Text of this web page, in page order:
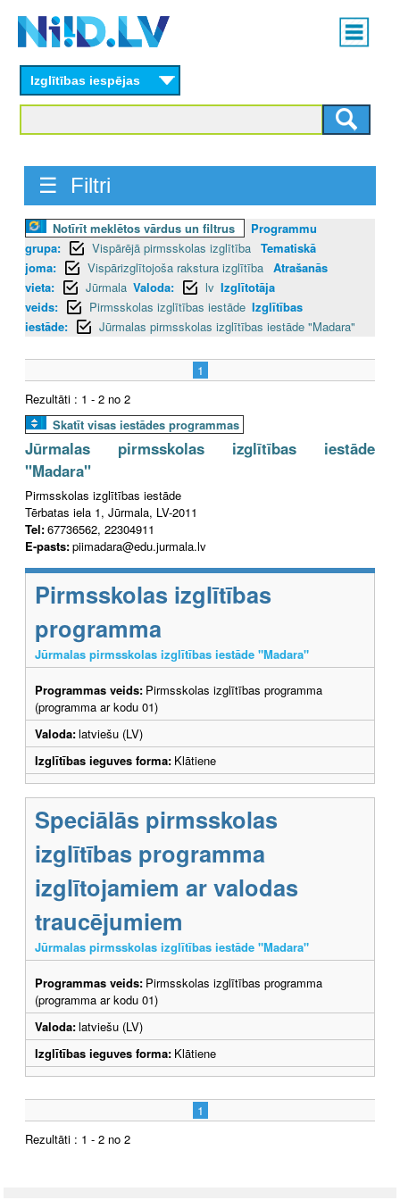
content
Main
menu
Izglītības iespējas
☰ Filtri
Notīrīt meklētos vārdus un filtrus
Programmu
grupa:
Vispārējā pirmsskolas izglītība Tematiskā
joma:
Vispārizglītojoša rakstura izglītība Atrašanās
vieta:
Jūrmala Valoda: lv Izglītotāja
veids:
Pirmsskolas izglītības iestāde Izglītības
iestāde:
Jūrmalas pirmsskolas izglītības iestāde "Madara"
1
Rezultāti : 1 - 2 no 2
Skatīt visas iestādes programmas
Jūrmalas pirmsskolas izglītības iestāde
"Madara"
Pirmsskolas izglītības iestāde
Tērbatas iela 1, Jūrmala, LV-2011
Tel:67736562, 22304911
E-pasts:piimadara@edu.jurmala.lv
Pirmsskolas izglītības
programma
Jūrmalas pirmsskolas izglītības iestāde "Madara"
Programmas veids: Pirmsskolas izglītības programma
(programma ar kodu 01)
Valoda:latviešu (LV)
Izglītības ieguves forma: Klātiene
Speciālās pirmsskolas
izglītības programma
izglītojamiem ar valodas
traucējumiem
Jūrmalas pirmsskolas izglītības iestāde "Madara"
Programmas veids: Pirmsskolas izglītības programma
(programma ar kodu 01)
Valoda:latviešu (LV)
Izglītības ieguves forma: Klātiene
1
Rezultāti : 1 - 2 no 2